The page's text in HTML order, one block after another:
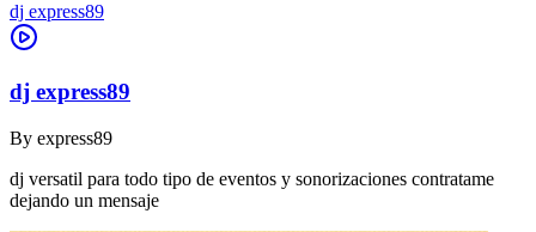
dj express89
dj express89
By express89
dj versatil para todo tipo de eventos y sonorizaciones contratame
dejando un mensaje